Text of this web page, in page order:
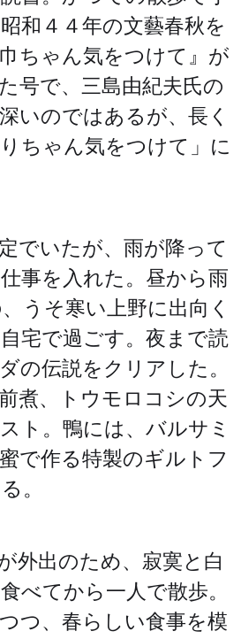
和４４年の文藝春秋を
ちゃん気をつけて』が
号で、三島由紀夫氏の
いのではあるが、長く
ちゃん気をつけて」に
でいたが、雨が降って
事を入れた。昼から雨
うそ寒い上野に出向く
宅で過ごす。夜まで読
の伝説をクリアした。
煮、トウモロコシの天
ト。鴨には、バルサミ
で作る特製のギルトフ
。
外出のため、寂寞と白
べてから一人で散歩。
つ、春らしい食事を模